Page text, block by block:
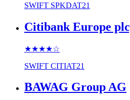
SWIFT SPKDAT21
Citibank Europe
★★★★☆
SWIFT CITIAT21
BAWAG Group AG